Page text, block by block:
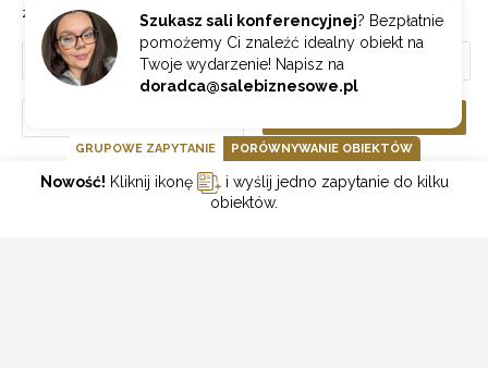
Szukasz sali konferencyjnej? Bezpłatnie
pomożemy Ci znaleźć idealny obiekt na
Twoje wydarzenie! Napisz na
doradca@salebiznesowe.pl
zapisz się do naszego newslettera.
GOONLINE.PL SPÓŁKA Z OGRANICZONĄ ODPOWIEDZIALNOŚCIĄ SP.K.
GRUPOWE ZAPYTANIE PORÓWNYWANIE OBIEKTÓW
Nowość! Kliknij ikonę
i wyślij jedno zapytanie do kilku
obiektów.